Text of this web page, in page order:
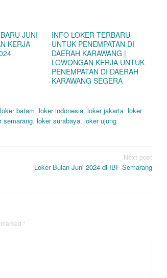
JUNI
KERJA
INFO LOKER TERBARU
UNTUK PENEMPATAN DI
DAERAH KARAWANG |
LOWONGAN KERJA UNTUK
PENEMPATAN DI DAERAH
KARAWANG SEGERA
loker batam, loker indonesia, loker jakarta, loker
semarang, loker surabaya, loker ujung
Next post
Loker Bulan Juni 2024 di IBF Semarang
*